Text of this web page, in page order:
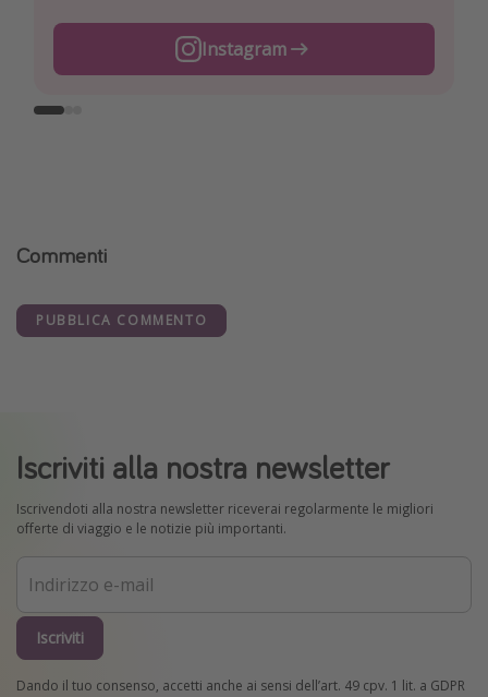
Instagram
Facebook
TikTok
Commenti
PUBBLICA COMMENTO
Iscriviti alla nostra newsletter
Iscrivendoti alla nostra newsletter riceverai regolarmente le migliori
offerte di viaggio e le notizie più importanti.
Iscriviti
Dando il tuo consenso, accetti anche ai sensi dell’art. 49 cpv. 1 lit. a GDPR